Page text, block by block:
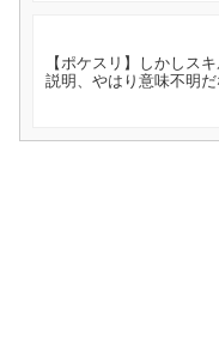
【ポケスリ】しかしス
説明、やはり意味不明だ